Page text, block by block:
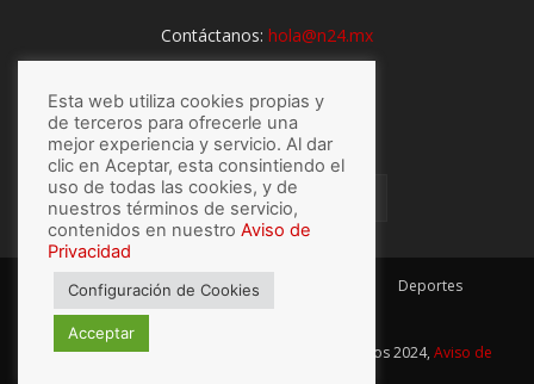
Contáctanos: hola@n24.mx
SÍGUENOS
México Mundo Economía
Deportes
Espectaculos
© Hecho con por N24.mx, Derechos Reservados 2024, Aviso de
Esta web utiliza cookies propias y
de terceros para ofrecerle una
mejor experiencia y servicio. Al dar
clic en Aceptar, esta consintiendo el
uso de todas las cookies, y de
nuestros términos de servicio,
contenidos en nuestro Aviso de
Privacidad
Configuración de Cookies
Acceptar